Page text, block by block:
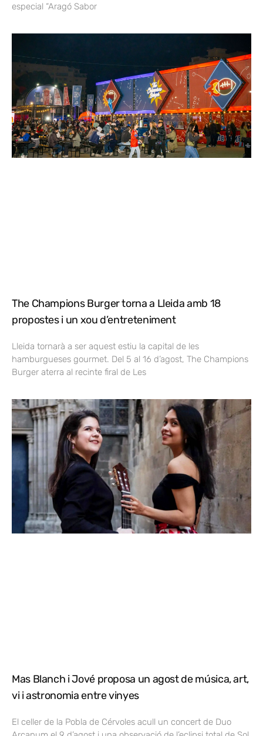
especial “Aragó Sabor
The Champions Burger torna a Lleida amb 18
propostes i un xou d’entreteniment
Lleida tornarà a ser aquest estiu la capital de les
hamburgueses gourmet. Del 5 al 16 d’agost, The Champions
Burger aterra al recinte firal de Les
Mas Blanch i Jové proposa un agost de música, art,
vi i astronomia entre vinyes
El celler de la Pobla de Cérvoles acull un concert de Duo